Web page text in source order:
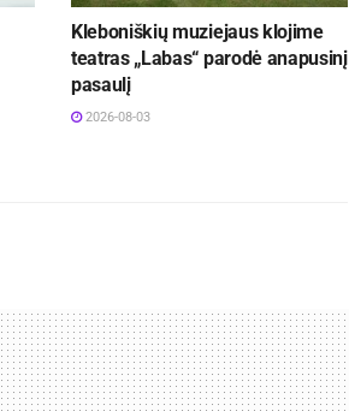
Kleboniškių muziejaus klojime
teatras „Labas“ parodė anapusinį
pasaulį
2026-08-03